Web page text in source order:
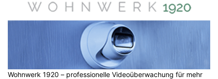
Wohnwerk 1920 – professionelle Videoüberwachung für mehr